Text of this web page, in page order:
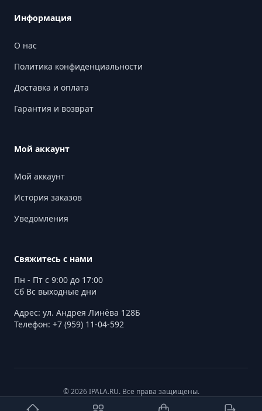
Информация
О нас
Политика конфиденциальности
Доставка и оплата
Гарантия и возврат
Мой аккаунт
Мой аккаунт
История заказов
Уведомления
Свяжитесь с нами
Пн - Пт с 9:00 до 17:00
Сб Вс выходные дни
Адрес: ул. Андрея Линёва 128Б
Телефон: +7 (959) 11-04-592
© 2026 IPALA.RU. Все права защищены.